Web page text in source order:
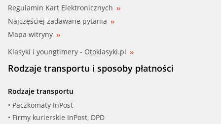
Regulamin Kart Elektronicznych
Najczęściej zadawane pytania
Mapa witryny
Klasyki i youngtimery - Otoklasyki.pl
Rodzaje transportu i sposoby płatności
Rodzaje transportu
• Paczkomaty InPost
• Firmy kurierskie InPost, DPD